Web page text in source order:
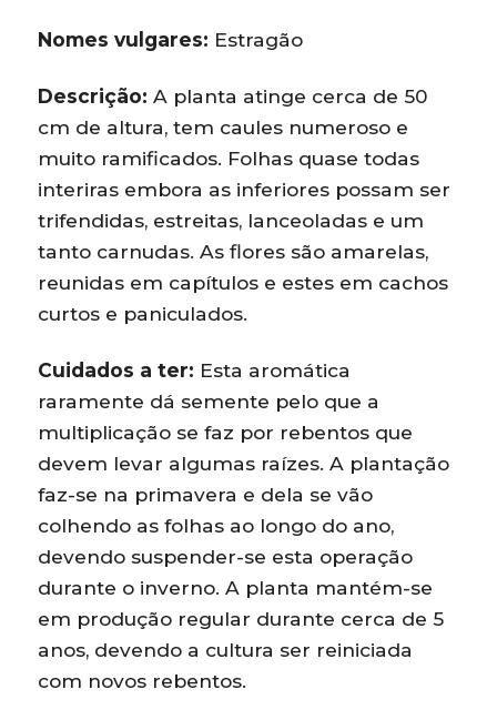
Nomes vulgares: Estragão
Descrição: A planta atinge cerca de 50
cm de altura, tem caules numeroso e
muito ramificados. Folhas quase todas
interiras embora as inferiores possam ser
trifendidas, estreitas, lanceoladas e um
tanto carnudas. As flores são amarelas,
reunidas em capítulos e estes em cachos
curtos e paniculados.
Cuidados a ter: Esta aromática
raramente dá semente pelo que a
multiplicação se faz por rebentos que
devem levar algumas raízes. A plantação
faz-se na primavera e dela se vão
colhendo as folhas ao longo do ano,
devendo suspender-se esta operação
durante o inverno. A planta mantém-se
em produção regular durante cerca de 5
anos, devendo a cultura ser reiniciada
com novos rebentos.